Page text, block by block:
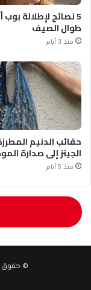
5 نصائح لإطلالة بوب
طوال الصيف
منذ 3 أيام
حقائب الدنيم
الجينز إلى صدارة
منذ 5 أيام
© حقوق النشر 2026،